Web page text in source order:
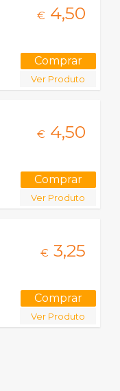
€ 4,50
Ver Produto
€ 4,50
Ver Produto
€ 3,25
Ver Produto